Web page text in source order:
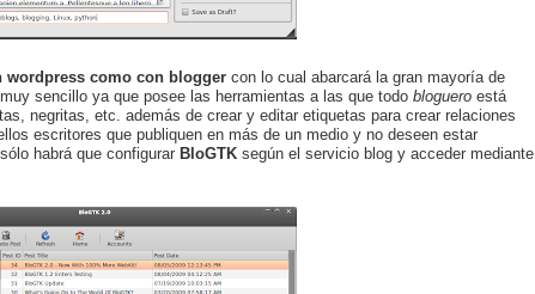
wordpress como con blogger con lo cual abarcará la gran mayoría de
sencillo ya que posee las herramientas a las que todo bloguero está
negritas, etc. además de crear y editar etiquetas para crear relaciones
escritores que publiquen en más de un medio y no deseen estar
habrá que configurar BloGTK según el servicio blog y acceder mediante